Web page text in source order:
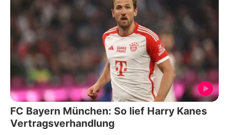
FC Bayern München: So lief Harry Kanes
Vertragsverhandlung